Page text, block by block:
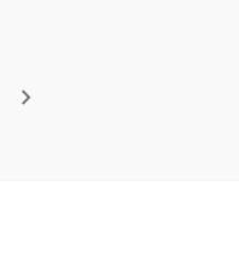
chevron_right